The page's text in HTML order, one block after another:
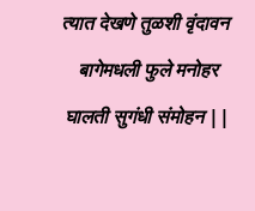
त्यात देखणे तुळशी वृंदावन
बागेमधली फुले मनोहर
घालती सुगंधी संमोहन ||